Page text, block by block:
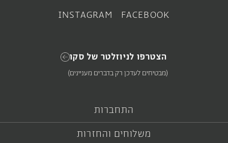
הוספה לעגלה בחירת אפשרויות
FACEBOOK
INSTAGRAM
הצטרפו לניוזלטר של סקו
(מבטיחים לעדכן רק בדברים מעניינים)
התחברות
משלוחים והחזרות